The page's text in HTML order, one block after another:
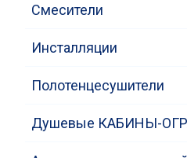
Смесители
Инсталляции
Полотенцесушители